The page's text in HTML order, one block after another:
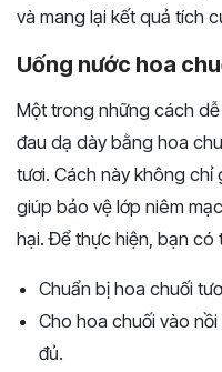
và mang lại kết quả tích
Uống nước hoa
Một trong những cách
đau dạ dày bằng hoa
tươi. Cách này không chỉ
giúp bảo vệ lớp niêm
hại. Để thực hiện, bạn
Chuẩn bị hoa chuối
Cho hoa chuối vào
đủ.